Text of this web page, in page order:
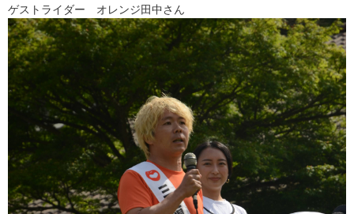
ゲストライダー オレンジ田中さん